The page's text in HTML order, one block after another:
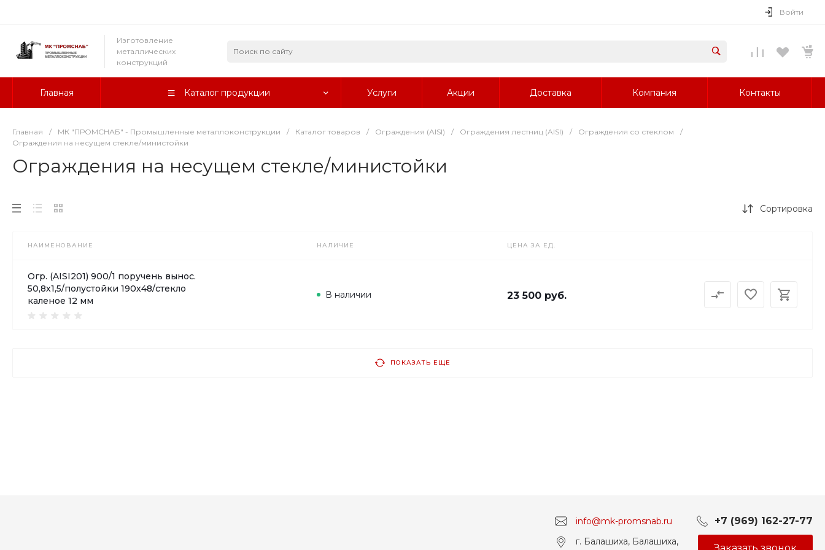
Войти
Изготовление
металлических
конструкций
Главная Каталог продукции Услуги Акции Доставка Компания Контакты
Главная / МК "ПРОМСНАБ" - Промышленные металлоконструкции / Каталог товаров / Ограждения (AISI) / Ограждения лестниц (AISI) / Ограждения со стеклом
/
Ограждения на несущем стекле/министойки
Ограждения на несущем стекле/министойки
Сортировка
НАИМЕНОВАНИЕ НАЛИЧИЕ ЦЕНА ЗА ЕД.
Огр. (AISI201) 900/1 поручень вынос.
50,8х1,5/полустойки 190х48/стекло
каленое 12 мм
В наличии 23 500 руб.
ПОКАЗАТЬ ЕЩЕ
info@mk-promsnab.ru +7 (969) 162-27-77
г. Балашиха, Балашиха,